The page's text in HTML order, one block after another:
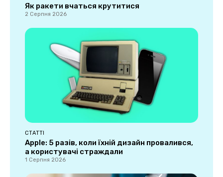
Як ракети вчаться крутитися
2 Серпня 2026
СТАТТІ
Apple: 5 разів, коли їхній дизайн провалився,
а користувачі страждали
1 Серпня 2026